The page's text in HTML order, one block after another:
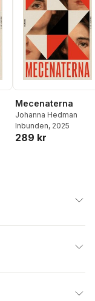
Mecenaterna
Johanna Hedman
Inbunden, 2025
289 kr